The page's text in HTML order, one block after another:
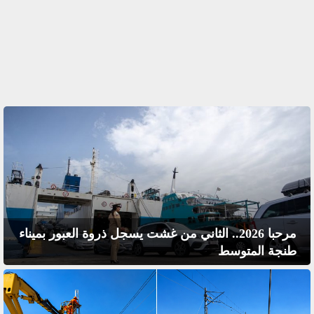
مرحبا 2026.. الثاني من غشت يسجل ذروة العبور بميناء
طنجة المتوسط